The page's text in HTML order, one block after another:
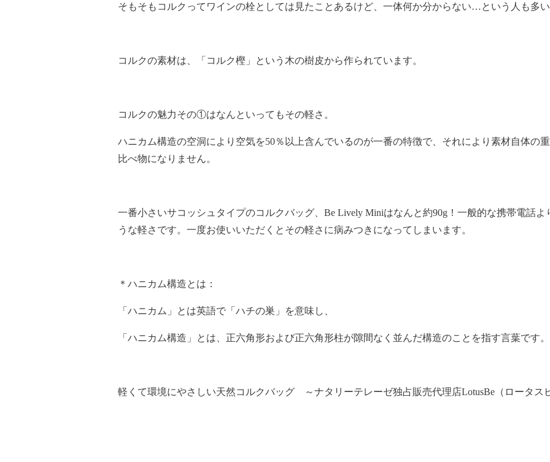
そもそもコルクってワインの栓としては見たことあるけど、一体何か分からない…という人も多
コルクの素材は、「コルク樫」という木の樹皮から作られています。
コルクの魅力その①はなんといってもその軽さ。
ハニカム構造の空洞により空気を50％以上含んでいるのが一番の特徴で、それにより素材自体の
比べ物になりません。
一番小さいサコッシュタイプのコルクバッグ、Be Lively Miniはなんと約90g！一般的な携帯電話
うな軽さです。一度お使いいただくとその軽さに病みつきになってしまいます。
＊ハニカム構造とは：
「ハニカム」とは英語で「ハチの巣」を意味し、
「ハニカム構造」とは、正六角形および正六角形柱が隙間なく並んだ構造のことを指す言葉です。
軽くて環境にやさしい天然コルクバッグ ～ナタリーテレーゼ独占販売代理店LotusBe（ロータス